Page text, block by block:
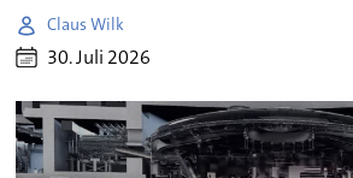
Claus Wilk
30. Juli 2026